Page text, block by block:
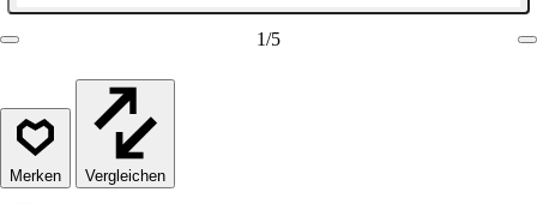
1/5
Vergleichen